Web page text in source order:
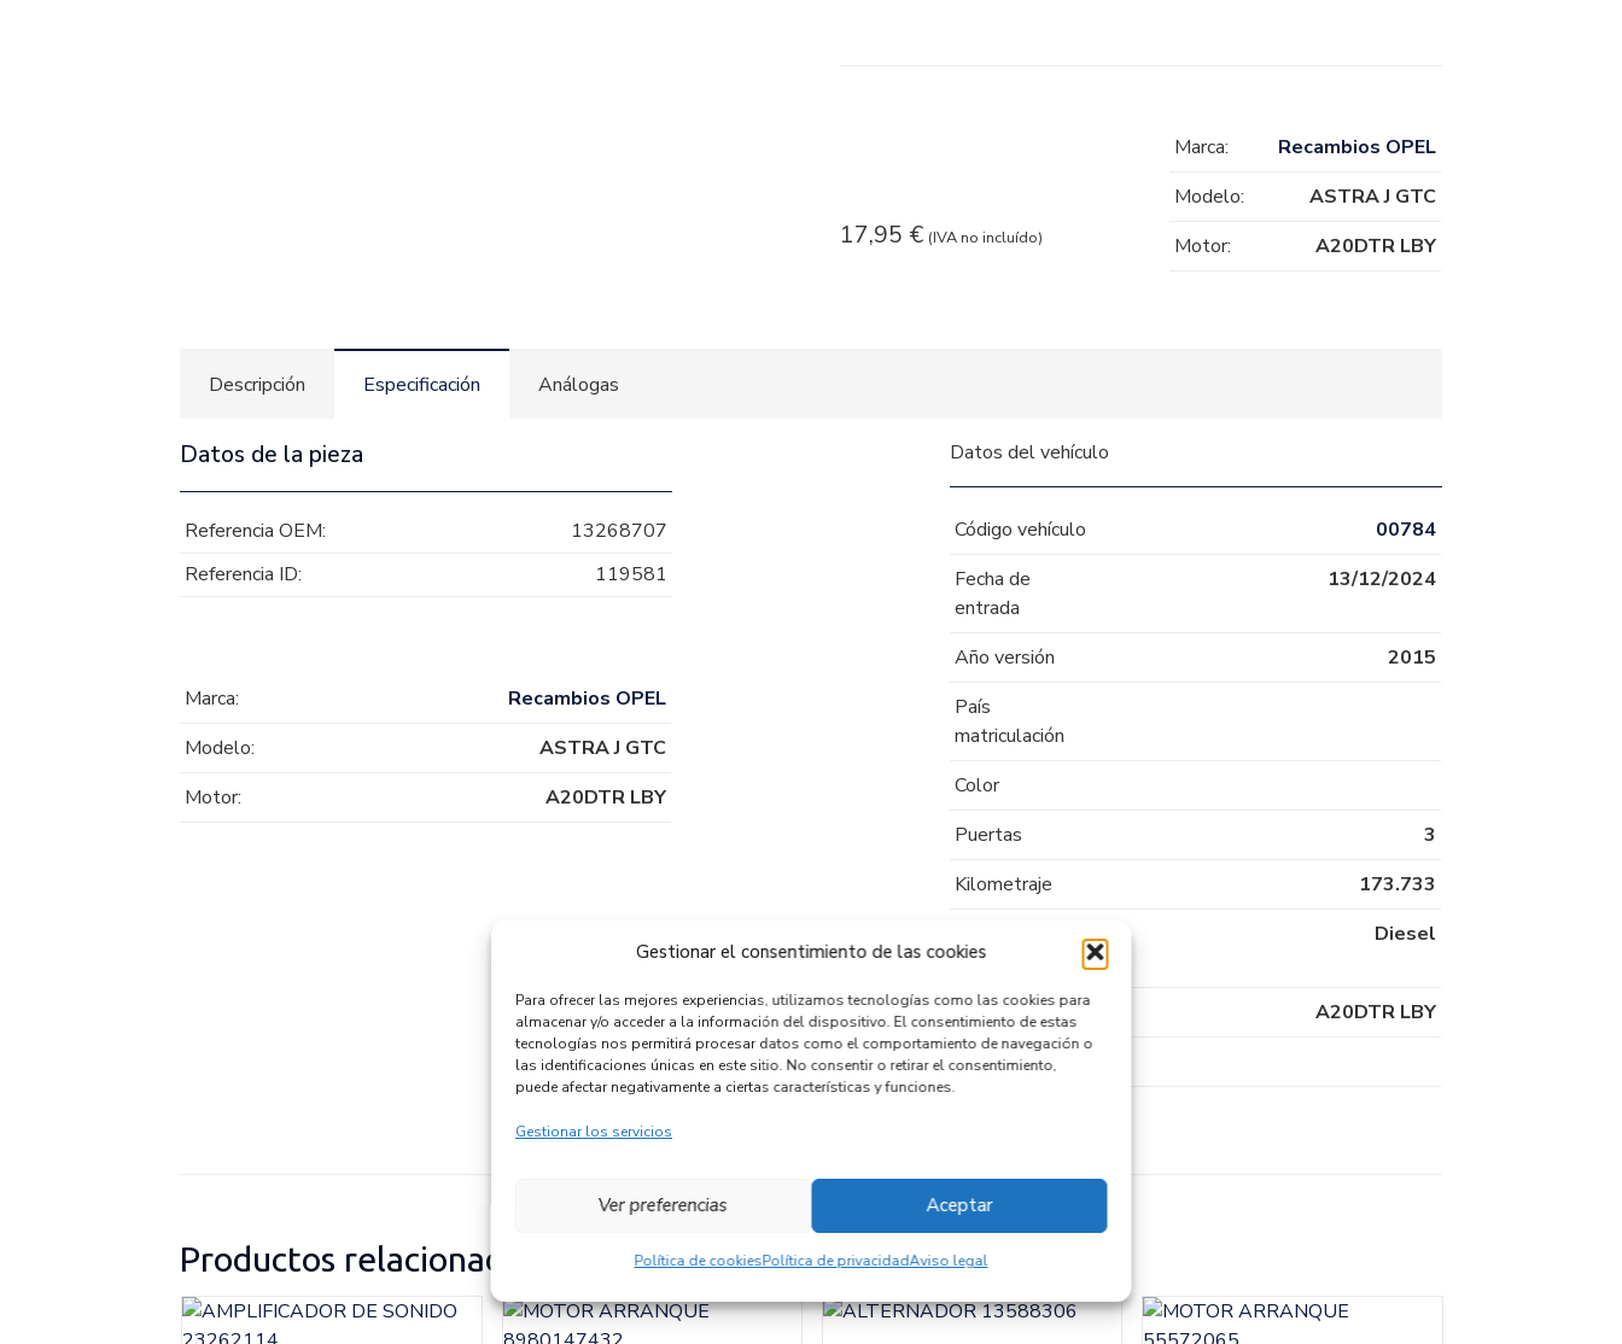
Gestionar el consentimiento de las cookies
Para ofrecer las mejores experiencias, utilizamos tecnologías como las cookies para
almacenar y/o acceder a la información del dispositivo. El consentimiento de estas
tecnologías nos permitirá procesar datos como el comportamiento de navegación o
las identificaciones únicas en este sitio. No consentir o retirar el consentimiento,
puede afectar negativamente a ciertas características y funciones.
Gestionar los servicios
Aceptar
Ver preferencias
Política de cookiesPolítica de privacidadAviso legal
17,95 € (IVA no incluído)
Marca:
Recambios OPEL
Modelo:
ASTRA J GTC
Motor:
A20DTR LBY
Descripción Especificación Análogas
Datos de la pieza
Referencia OEM:
13268707
Referencia ID:
119581
Marca:
Recambios OPEL
Modelo:
ASTRA J GTC
Motor:
A20DTR LBY
Datos del vehículo
Código vehículo
00784
Fecha de
entrada
13/12/2024
Año versión
2015
País
matriculación
Color
Puertas
3
Kilometraje
173.733
combustible
Diesel
Código motor
A20DTR LBY
Código cambio
Productos relacionados